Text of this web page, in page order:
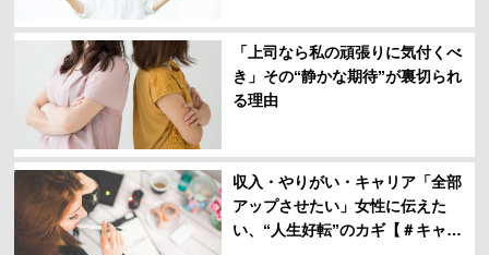
「上司なら私の頑張りに気付くべ
き」その“静かな期待”が裏切られ
る理由
収入・やりがい・キャリア「全部
アップさせたい」女性に伝えた
い、“人生好転”のカギ【＃キャリ